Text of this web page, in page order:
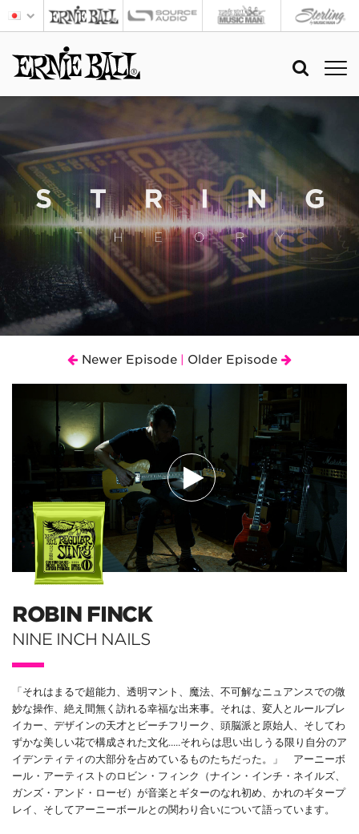
Newer Episode Older Episode
ROBIN FINCK
NINE INCH NAILS
「それはまるで超能力、透明マント、魔法、不可解なニュアンスでの微
妙な操作、絶え間無く訪れる幸福な出来事。それは、変人とルールブレ
イカー、デザインの天才とビーチフリーク、頭脳派と原始人、そしてわ
ずかな美しい花で構成された文化.....それらは思い出しうる限り自分のア
イデンティティの大部分を占めているものたちだった。」 アーニーボ
ール・アーティストのロビン・フィンク（ナイン・インチ・ネイルズ、
ガンズ・アンド・ローゼ）が音楽とギターのなれ初め、かれのギタープ
レイ、そしてアーニーボールとの関わり合いについて語っています。